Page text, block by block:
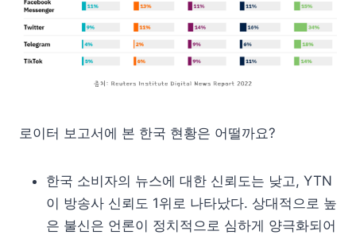
로이터 보고서에 본 한국 현황은 어떨까요?
한국 소비자의 뉴스에 대한 신뢰도는 낮고, YTN
이 방송사 신뢰도 1위로 나타났다. 상대적으로 높
은 불신은 언론이 정치적으로 심하게 양극화되어